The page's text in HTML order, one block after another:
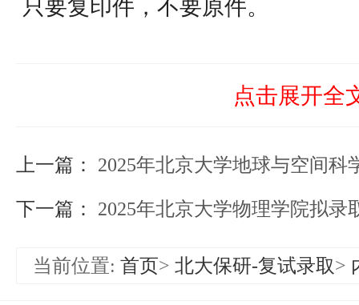
只要复印件，不要原件。
项，（6）是可选提交项。北京
三、材料提交
1.电子版材料提交（请申请人仔
点击展开全
上一篇： 2025年北京大学地球与空间
下一篇： 2025年北京大学物理学院拟
当前位置: 首页> 北大保研-复试录取>